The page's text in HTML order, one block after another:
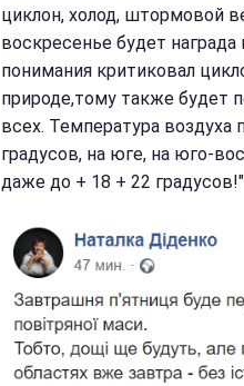
циклон, холод, штормовой
воскресенье будет
понимания критиковал
природе,тому также будет
всех. Температура
градусов, на юге, на юго-
даже до + 18 + 22